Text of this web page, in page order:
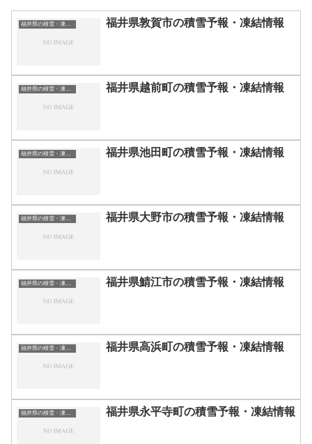
福井県の積雪・凍結情報 福井県敦賀市の積雪予報・凍結情報
福井県の積雪・凍結情報 福井県越前町の積雪予報・凍結情報
福井県の積雪・凍結情報 福井県池田町の積雪予報・凍結情報
福井県の積雪・凍結情報 福井県大野市の積雪予報・凍結情報
福井県の積雪・凍結情報 福井県鯖江市の積雪予報・凍結情報
福井県高浜町の積雪予報・凍結情報
福井県永平寺町の積雪予報・凍結情報